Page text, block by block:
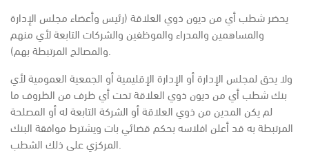
يحضر شطب أي من ديون ذوي العلاقة (رئيس وأعضاء مجلس الإدارة
والمساهمين والمدراء والموظفين والشركات التابعة لأي منهم
والمصالح المرتبطة بهم).
ولا يحق لمجلس الإدارة أو الإدارة الإقليمية أو الجمعية العمومية لأي
بنك شطب أي من ديون ذوي العلاقة تحت أي ظرف من الظروف ما
لم يكن المدين من ذوي العلاقة أو الشركة التابعة له أو المصلحة
المرتبطة به قد أعلن افلاسه بحكم قضائي بات ويشترط موافقة البنك
المركزي على ذلك الشطب.